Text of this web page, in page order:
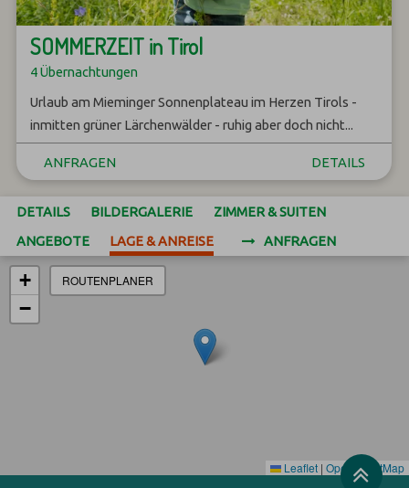
SOMMERZEIT in Tirol
4 Übernachtungen
Urlaub am Mieminger Sonnenplateau im Herzen Tirols -
inmitten grüner Lärchenwälder - ruhig aber doch nicht...
ANFRAGEN DETAILS
DETAILS BILDERGALERIE
ZIMMER & SUITEN
ANGEBOTE
LAGE & ANREISE ANFRAGEN
+
−
ROUTENPLANER
Leaflet | OpenStreetMap